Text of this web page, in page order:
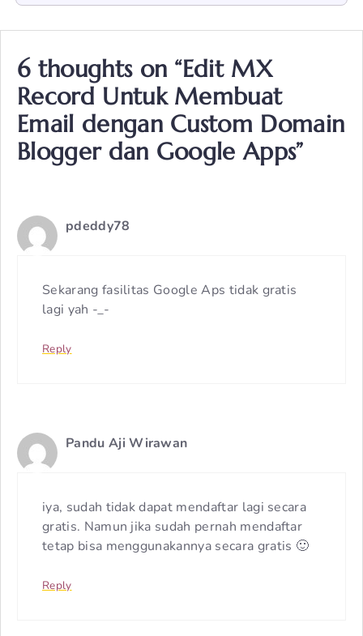
6 thoughts on “Edit MX
Record Untuk Membuat
Email dengan Custom Domain
Blogger dan Google Apps”
pdeddy78
Sekarang fasilitas Google Aps tidak gratis
lagi yah -_-
Reply
Pandu Aji Wirawan
iya, sudah tidak dapat mendaftar lagi secara
gratis. Namun jika sudah pernah mendaftar
tetap bisa menggunakannya secara gratis 🙂
Reply